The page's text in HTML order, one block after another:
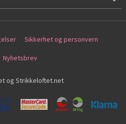
Sikkerhet og personvern
Nyhetsbrev
og Strikkeloftet.net